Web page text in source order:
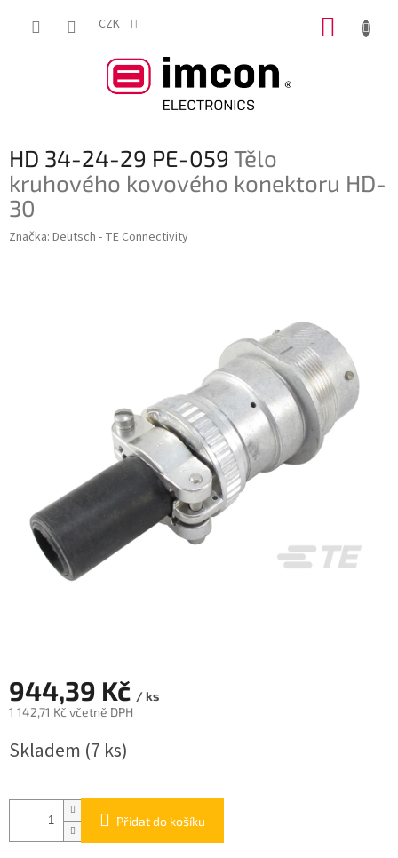
CZK
HD 34-24-29 PE-059 Tělo
kruhového kovového konektoru HD-
30
Značka: Deutsch - TE Connectivity
944,39 Kč / ks
1 142,71 Kč včetně DPH
cena:
Skladem (7 ks)
Přidat do košíku